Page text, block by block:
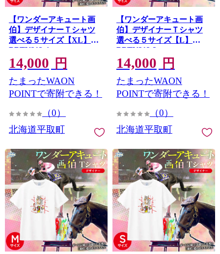
【ワンダーアキュート画
伯】デザイナーＴシャツ
選べる５サイズ【XL】
BRTV212-4
14,000 円
たまったWAON
POINTで寄附できる！
（0）
北海道平取町
【ワンダーアキュート画
伯】デザイナーＴシャツ
選べる５サイズ【L】
BRTV212-3
14,000 円
たまったWAON
POINTで寄附できる！
（0）
北海道平取町